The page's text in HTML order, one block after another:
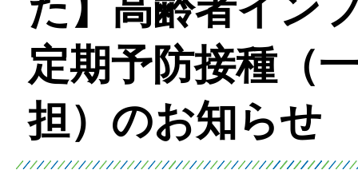
定期予防接種（
担）のお知らせ